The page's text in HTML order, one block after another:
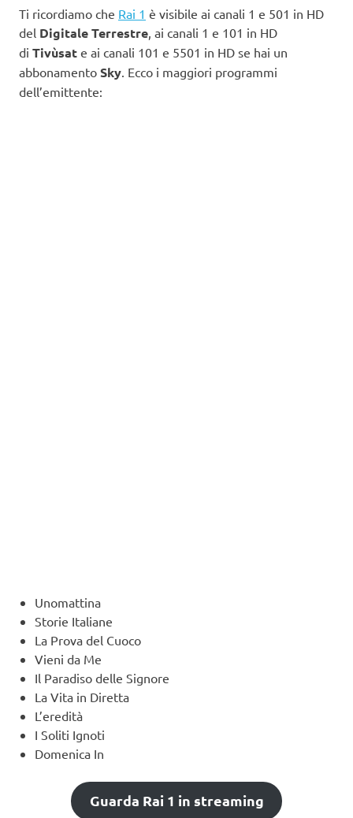
Ti ricordiamo che Rai 1 è visibile ai canali 1 e 501 in HD
del Digitale Terrestre , ai canali 1 e 101 in HD
di Tivùsat e ai canali 101 e 5501 in HD se hai un
abbonamento Sky . Ecco i maggiori programmi
dell’emittente:
Unomattina
Storie Italiane
La Prova del Cuoco
Vieni da Me
Il Paradiso delle Signore
La Vita in Diretta
L’eredità
I Soliti Ignoti
Domenica In
Guarda Rai 1 in streaming